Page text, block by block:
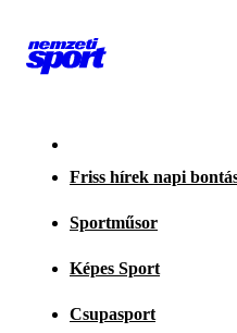
Friss hírek napi
Sportműsor
Képes Sport
Csupasport